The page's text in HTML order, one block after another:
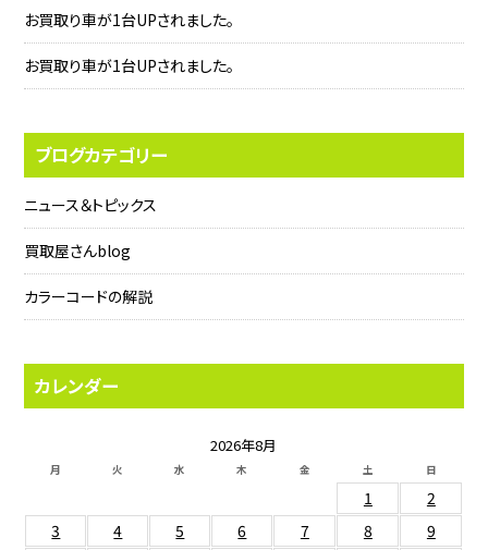
お買取り車が1台UPされました。
お買取り車が1台UPされました。
ブログカテゴリー
ニュース＆トピックス
買取屋さんblog
カラーコードの解説
カレンダー
2026年8月
月 火 水 木 金 土 日
1
2
3
4 5 6 7 8
9